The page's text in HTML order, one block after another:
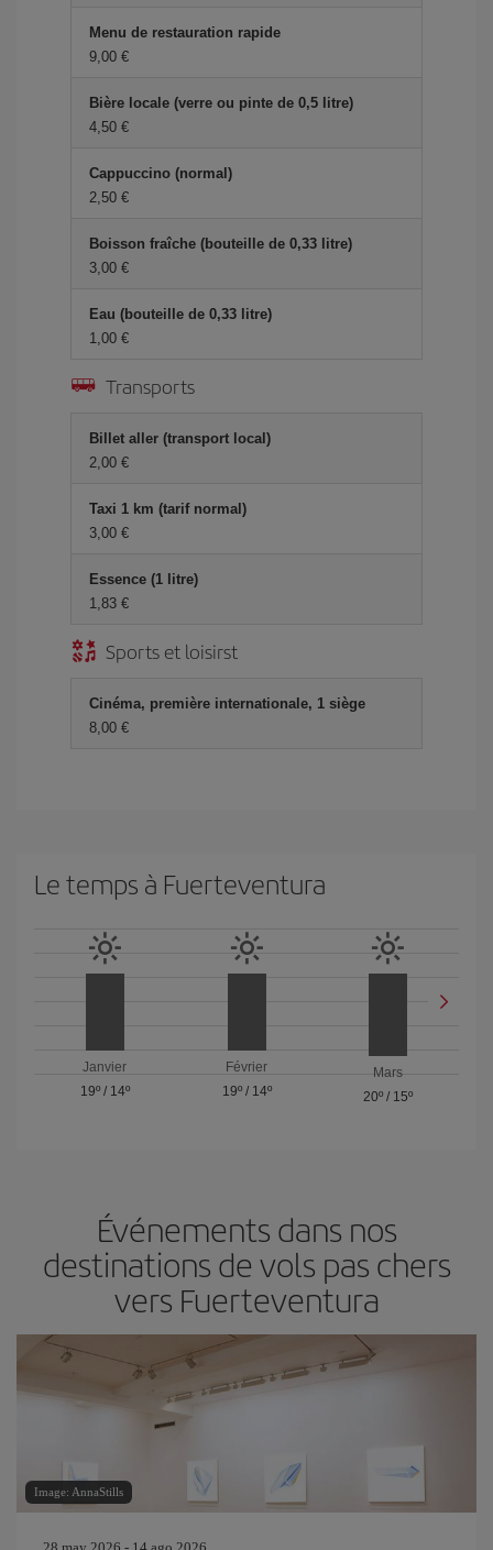
Menu de restauration rapide
9,00 €
Bière locale (verre ou pinte de 0,5 litre)
4,50 €
Cappuccino (normal)
2,50 €
Boisson fraîche (bouteille de 0,33 litre)
3,00 €
Eau (bouteille de 0,33 litre)
1,00 €
Transports
Billet aller (transport local)
2,00 €
Taxi 1 km (tarif normal)
3,00 €
Essence (1 litre)
1,83 €
Sports et loisirst
Cinéma, première internationale, 1 siège
8,00 €
Le temps à Fuerteventura
Janvier
19º/ 14º
Février
19º/ 14º
Mars
20º / 15º
Événements dans nos
destinations de vols pas chers
vers Fuerteventura
Image: AnnaStills